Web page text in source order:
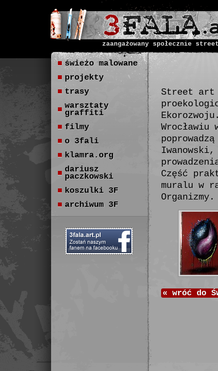
zaangażowany społecznie
Street art
Iwanowski,
Część
muralu w
Organizmy.
« wróć do
świeżo malowane
projekty
trasy
warsztaty
graffiti
filmy
o 3fali
klamra.org
dariusz
paczkowski
koszulki 3F
archiwum 3F